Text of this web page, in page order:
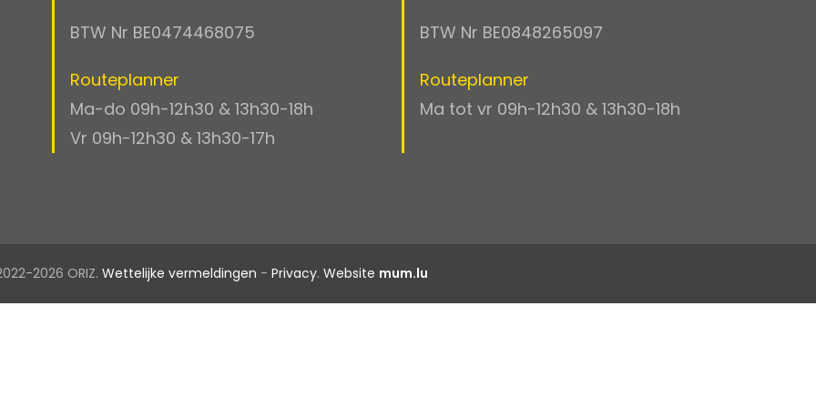
BTW Nr BE0474468075
Routeplanner
Ma-do 09h-12h30 & 13h30-18h
Vr 09h-12h30 & 13h30-17h
BTW Nr BE0848265097
Routeplanner
Ma tot vr 09h-12h30 & 13h30-18h
2026 ORIZ. Wettelijke vermeldingen - Privacy. Website mum.lu